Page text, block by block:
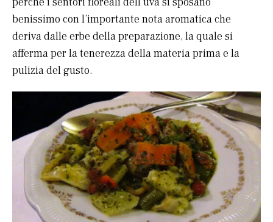
benissimo con l’importante nota aromatica che
deriva dalle erbe della preparazione, la quale si
afferma per la tenerezza della materia prima e la
pulizia del gusto.